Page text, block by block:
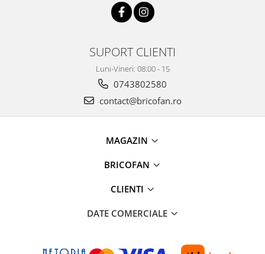
Accesorii maturi, mopuri si galeti
Cutii depozitare diverse
SUPORT CLIENTI
Luni-Vineri: 08:00 - 15
0743802580
contact@bricofan.ro
MAGAZIN
BRICOFAN
CLIENTI
DATE COMERCIALE